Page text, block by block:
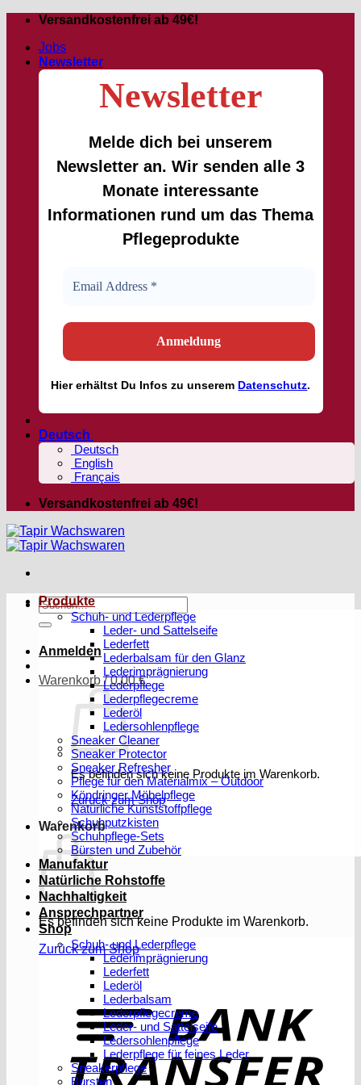
Zum
springen
Versandkostenfrei ab 49€!
Jobs
Newsletter
Newsletter
Melde dich bei unserem
Newsletter an. Wir senden alle 3
Monate interessante
Informationen rund um das Thema
Pflegeprodukte
Hiererhältst Du Infos zu unserem Datenschutz.
Deutsch
Deutsch
English
Français
Versandkostenfrei ab 49€!
Suchen
nach:
Anmelden
Warenkorb /0,00€
Es befinden sich keine Produkte im Warenkorb.
Zurück zum Shop
Warenkorb
Es befinden sich keine Produkte im Warenkorb.
Zurück zum Shop
Produkte
Schuh- und Lederpflege
Leder- und Sattelseife
Lederfett
Lederbalsam für den Glanz
Lederimprägnierung
Lederpflege
Lederpflegecreme
Lederöl
Ledersohlenpflege
Sneaker Cleaner
Sneaker Protector
Sneaker Refresher
Pflege für den Materialmix – Outdoor
Köndringer Möbelpflege
Natürliche Kunststoffpflege
Schuhputzkisten
Schuhpflege-Sets
Bürsten und Zubehör
Manufaktur
Natürliche Rohstoffe
Nachhaltigkeit
Ansprechpartner
Shop
Schuh- und Lederpflege
Lederimprägnierung
Lederfett
Lederöl
Lederbalsam
Lederpflegecreme
Leder- und Sattelseife
Ledersohlenpflege
Lederpflege für feines Leder
Sneakerpflege
Bürsten